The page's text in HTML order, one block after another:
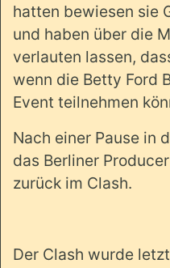
hatten bewiesen sie
und haben über die
verlauten lassen,
wenn die Betty Ford
Event teilnehmen
Nach einer Pause in
das Berliner
zurück im Clash.
Der Clash wurde